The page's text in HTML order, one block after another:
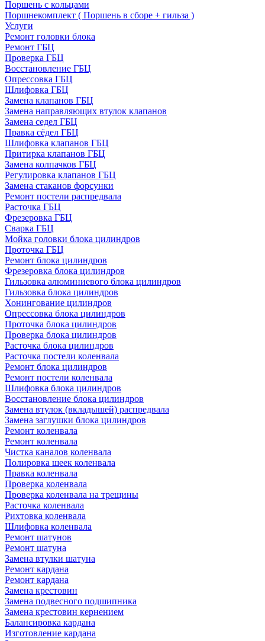
Поршень с кольцами
Поршнекомплект ( Поршень в сборе + гильза )
Услуги
Ремонт головки блока
Ремонт ГБЦ
Проверка ГБЦ
Восстановление ГБЦ
Опрессовка ГБЦ
Шлифовка ГБЦ
Замена клапанов ГБЦ
Замена направляющих втулок клапанов
Замена седел ГБЦ
Правка сёдел ГБЦ
Шлифовка клапанов ГБЦ
Притирка клапанов ГБЦ
Замена колпачков ГБЦ
Регулировка клапанов ГБЦ
Замена стаканов форсунки
Ремонт постели распредвала
Расточка ГБЦ
Фрезеровка ГБЦ
Сварка ГБЦ
Мойка головки блока цилиндров
Проточка ГБЦ
Ремонт блока цилиндров
Фрезеровка блока цилиндров
Гильзовка алюминиевого блока цилиндров
Гильзовка блока цилиндров
Хонингование цилиндров
Опрессовка блока цилиндров
Проточка блока цилиндров
Проверка блока цилиндров
Расточка блока цилиндров
Расточка постели коленвала
Ремонт блока цилиндров
Ремонт постели коленвала
Шлифовка блока цилиндров
Восстановление блока цилиндров
Замена втулок (вкладышей) распредвала
Замена заглушки блока цилиндров
Ремонт коленвала
Ремонт коленвала
Чистка каналов коленвала
Полировка шеек коленвала
Правка коленвала
Проверка коленвала
Проверка коленвала на трещины
Расточка коленвала
Рихтовка коленвала
Шлифовка коленвала
Ремонт шатунов
Ремонт шатуна
Замена втулки шатуна
Ремонт кардана
Ремонт кардана
Замена крестовин
Замена подвесного подшипника
Замена крестовин кернением
Балансировка кардана
Изготовление кардана